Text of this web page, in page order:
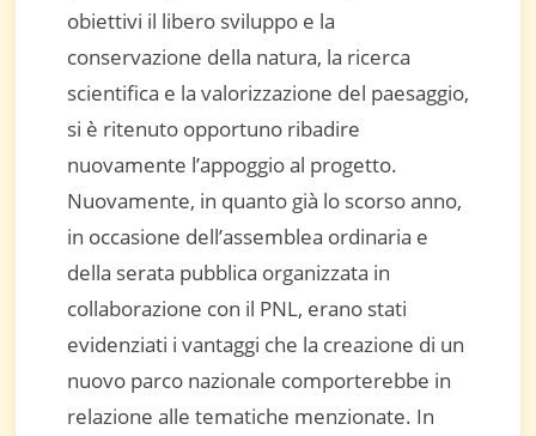
obiettivi il libero sviluppo e la
conservazione della natura, la ricerca
scientifica e la valorizzazione del paesaggio,
si è ritenuto opportuno ribadire
nuovamente l’appoggio al progetto.
Nuovamente, in quanto già lo scorso anno,
in occasione dell’assemblea ordinaria e
della serata pubblica organizzata in
collaborazione con il PNL, erano stati
evidenziati i vantaggi che la creazione di un
nuovo parco nazionale comporterebbe in
relazione alle tematiche menzionate. In